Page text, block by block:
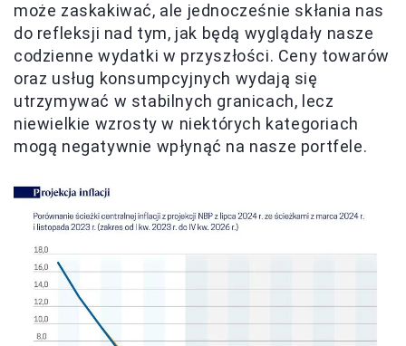
może zaskakiwać, ale jednocześnie skłania nas
do refleksji nad tym, jak będą wyglądały nasze
codzienne wydatki w przyszłości. Ceny towarów
oraz usług konsumpcyjnych wydają się
utrzymywać w stabilnych granicach, lecz
niewielkie wzrosty w niektórych kategoriach
mogą negatywnie wpłynąć na nasze portfele.